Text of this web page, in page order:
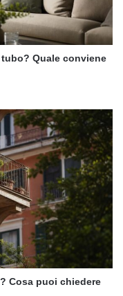
Quale conviene
Cosa puoi chiedere